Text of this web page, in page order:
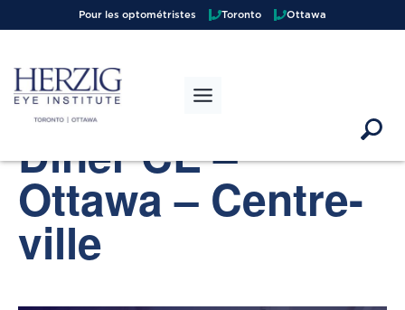
Pour les optométristes Toronto Ottawa
Cet événement est passé.
Dîner CE –
Ottawa – Centre-
ville